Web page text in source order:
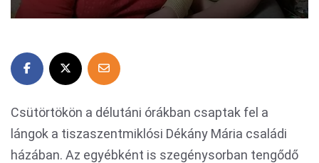
Csütörtökön a délutáni órákban csaptak fel a
lángok a tiszaszentmiklósi Dékány Mária családi
házában. Az egyébként is szegénysorban tengődő